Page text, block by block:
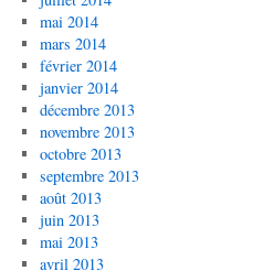
mai 2014
mars 2014
février 2014
janvier 2014
décembre 2013
novembre 2013
octobre 2013
septembre 2013
août 2013
juin 2013
mai 2013
avril 2013